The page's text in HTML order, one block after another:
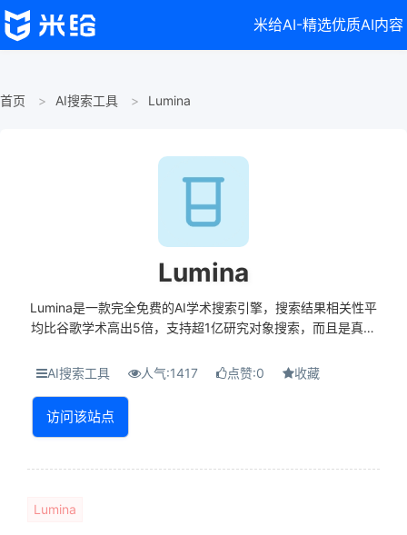
米给AI-精选优质AI内容
首页 AI搜索工具 Lumina
Lumina
Lumina是一款完全免费的AI学术搜索引擎，搜索结果相关性平
均比谷歌学术高出5倍，支持超1亿研究对象搜索，而且是真正
度过滤选项，具备AI概述功能，帮...
AI搜索工具 人气:1417 点赞:0 收藏
访问该站点
Lumina